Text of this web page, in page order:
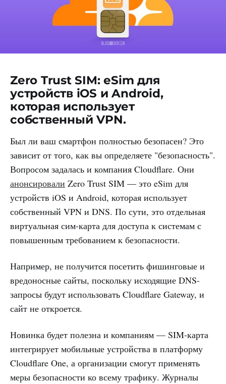
Zero Trust SIM: eSim для
устройств iOS и Android,
которая использует
собственный VPN.
Был ли ваш смартфон полностью безопасен? Это
зависит от того, как вы определяете "безопасность".
Вопросом задалась и компания Cloudflare. Они
анонсировали Zero Trust SIM — это eSim для
устройств iOS и Android, которая использует
собственный VPN и DNS. По сути, это отдельная
виртуальная сим-карта для доступа к системам с
повышенным требованием к безопасности.
Например, не получится посетить фишинговые и
вредоносные сайты, поскольку исходящие DNS-
запросы будут использовать Cloudflare Gateway, и
сайт не откроется.
Новинка будет полезна и компаниям — SIM-карта
интегрирует мобильные устройства в платформу
Cloudflare One, а организации смогут применять
меры безопасности ко всему трафику. Журналы